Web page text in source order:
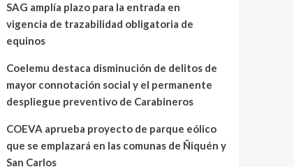
SAG amplía plazo para la entrada en
vigencia de trazabilidad obligatoria de
equinos
Coelemu destaca disminución de delitos de
mayor connotación social y el permanente
despliegue preventivo de Carabineros
COEVA aprueba proyecto de parque eólico
que se emplazará en las comunas de Ñiquén y
San Carlos